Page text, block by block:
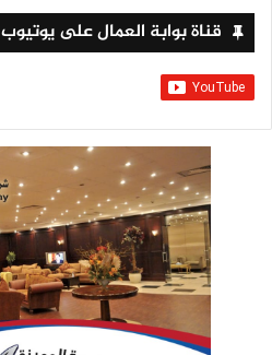
قناة بوابة العمال على يوتيوب